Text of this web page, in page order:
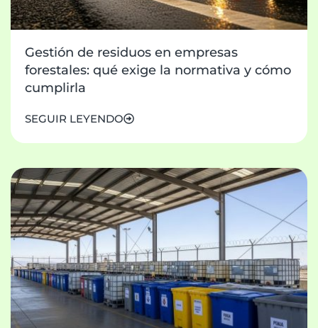
Gestión de residuos en empresas
forestales: qué exige la normativa y cómo
cumplirla
SEGUIR LEYENDO